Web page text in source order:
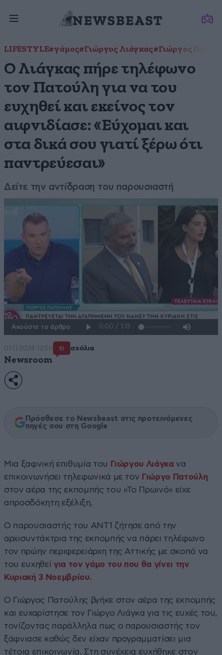
LIFESTYLE#γάμος#Γιώργος Λιάγκας#Γιώργος
O Λιάγκας πήρε τηλέφωνο
τον Πατούλη για να του
ευχηθεί και εκείνος τον
αιφνιδίασε: «Εύχομαι και
στα δικά σου γιατί ξέρω ότι
παντρεύεσαι»
Δείτε την αντίδραση του παρουσιαστή
Ακούστε το άρθρο
01·11·2024 12:59 10 σχόλια
Newsroom
Πρόσθεσε το Newsbeast στις προτεινόμενες
πηγές σου στη Google
Μια ξαφνική επιθυμία του Γιώργου Λιάγκα να
επικοινωνήσει τηλεφωνικά με τον Γιώργο Πατούλη
στον αέρα της εκπομπής του «Το Πρωινό» είχε
απροσδόκητη εξέλιξη.
Ο παρουσιαστής του ΑΝΤ1 ζήτησε από την
αρχισυντάκτρια της εκπομπής να πάρει τηλέφωνο
τον πρώην περιφερειάρχη της Αττικής με σκοπό να
του ευχηθεί για τον γάμο του που θα γίνει την
Κυριακή 3 Νοεμβρίου.
Ο Γιώργος Πατούλης βγήκε στον αέρα της εκπομπής
και ευχαρίστησε τον Γιώργο Λιάγκα για τις ευχές του,
τονίζοντας παράλληλα πως ο παρουσιαστής τον
ξάφνιασε καθώς δεν είχαν προγραμματίσει μια
τέτοια επικοινωνία. Στη συνέχεια ευχήθηκε στον